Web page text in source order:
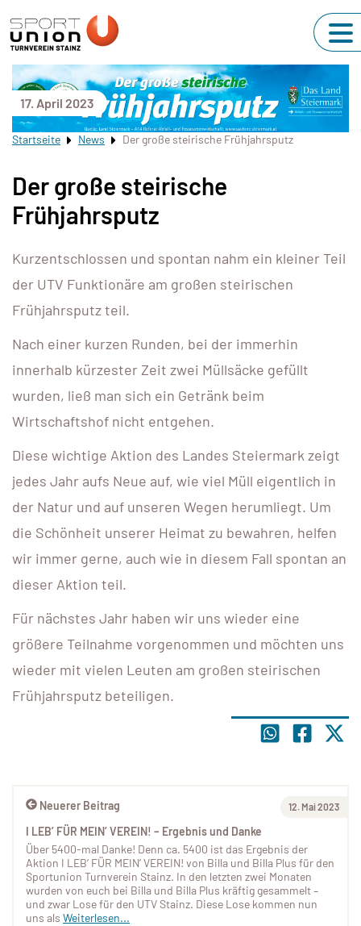
17. April 2023
Startseite News Der große steirische Frühjahrsputz
Der große steirische
Frühjahrsputz
Kurzentschlossen und spontan nahm ein kleiner Teil
der UTV Funktionäre am großen steirischen
Frühjahrsputz teil.
Nach einer kurzen Runden, bei der immerhin
innerhalb kürzester Zeit zwei Müllsäcke gefüllt
wurden, ließ man sich ein Getränk beim
Wirtschaftshof nicht entgehen.
Diese wichtige Aktion des Landes Steiermark zeigt
jedes Jahr aufs Neue auf, wie viel Müll eigentlich in
der Natur und auf unseren Wegen herumliegt. Um
die Schönheit unserer Heimat zu bewahren, helfen
wir immer gerne, auch wie in diesem Fall spontan an
dieser Aktion teil.
Für nächstes Jahr haben wir uns wieder eine
größere Teilnahme vorgenommen und möchten uns
wieder mit vielen Leuten am großen steirischen
Frühjahrsputz beteiligen.
Neuerer Beitrag 12. Mai 2023
I LEB’ FÜR MEIN’ VEREIN! – Ergebnis und Danke
Über 5400-mal Danke! Denn ca. 5400 ist das Ergebnis der
Aktion I LEB’ FÜR MEIN’ VEREIN! von Billa und Billa Plus für den
Sportunion Turnverein Stainz. In den letzten zwei Monaten
wurden von euch bei Billa und Billa Plus kräftig gesammelt –
und zwar Lose für den UTV Stainz. Diese Lose kommen nun
uns als Weiterlesen...